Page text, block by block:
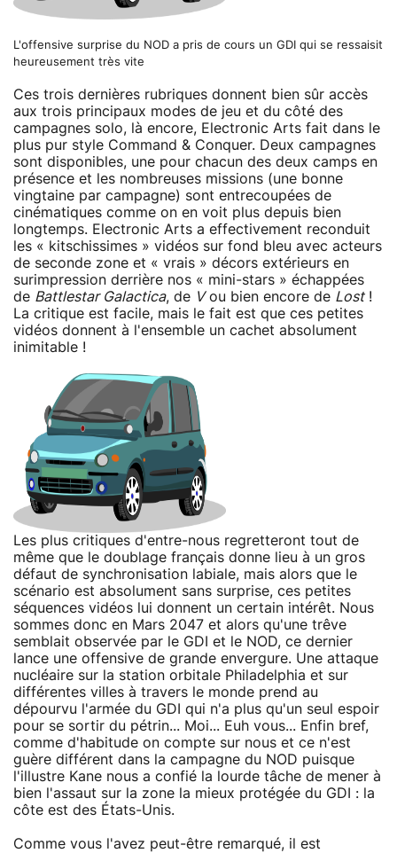
L'offensive surprise du NOD a pris de cours un GDI qui se ressaisit
heureusement très vite
Ces trois dernières rubriques donnent bien sûr accès
aux trois principaux modes de jeu et du côté des
campagnes solo, là encore, Electronic Arts fait dans le
plus pur style Command & Conquer. Deux campagnes
sont disponibles, une pour chacun des deux camps en
présence et les nombreuses missions (une bonne
vingtaine par campagne) sont entrecoupées de
cinématiques comme on en voit plus depuis bien
longtemps. Electronic Arts a effectivement reconduit
les « kitschissimes » vidéos sur fond bleu avec acteurs
de seconde zone et « vrais » décors extérieurs en
surimpression derrière nos « mini-stars » échappées
de Battlestar Galactica, de Vou bien encore de Lost!
La critique est facile, mais le fait est que ces petites
vidéos donnent à l'ensemble un cachet absolument
inimitable !
Les plus critiques d'entre-nous regretteront tout de
même que le doublage français donne lieu à un gros
défaut de synchronisation labiale, mais alors que le
scénario est absolument sans surprise, ces petites
séquences vidéos lui donnent un certain intérêt. Nous
sommes donc en Mars 2047 et alors qu'une trêve
semblait observée par le GDI et le NOD, ce dernier
lance une offensive de grande envergure. Une attaque
nucléaire sur la station orbitale Philadelphia et sur
différentes villes à travers le monde prend au
dépourvu l'armée du GDI qui n'a plus qu'un seul espoir
pour se sortir du pétrin... Moi... Euh vous... Enfin bref,
comme d'habitude on compte sur nous et ce n'est
guère différent dans la campagne du NOD puisque
l'illustre Kane nous a confié la lourde tâche de mener à
bien l'assaut sur la zone la mieux protégée du GDI : la
côte est des États-Unis.
Comme vous l'avez peut-être remarqué, il est